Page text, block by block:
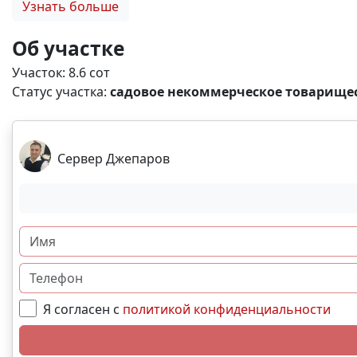
обустроенная база отдыха «Якорь» с развитой
собственнику, имеет все необходимые российские
редкую возможность стать владельцем такого
вопросы! Z2723
Узнать больше
Об участке
Участок: 8.6 сот
Статус участка: садовое некоммерческое
Сервер Джепаров
Я согласен с политикой конфиденциальности